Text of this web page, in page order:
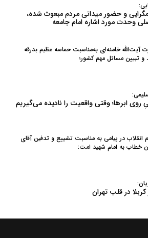
و حضور میدانی مردم مبعوث شده،
وحدت مورد اشاره امام جامعه
آیت‌الله خامنه‌ای به‌مناسبت حماسه عظیم بدرقه
و تبیین مسائل مهم کشور؛
روی ابرها؛ وقتی واقعیت را نادیده می‌گیریم
انقلاب در پیامی به‌ مناسبت تشییع و تدفین آقای
خطاب به امام شهید امت:
کربلا در قلب تهران